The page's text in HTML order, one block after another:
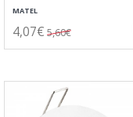
MATEL
4,07€ 5,60€